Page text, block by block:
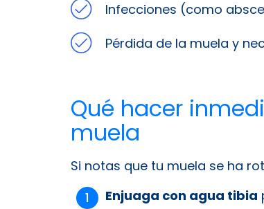
Infecciones (como
Pérdida de la muela y
Qué hacer
muela
Si notas que tu muela se ha
Enjuaga con agua tibia